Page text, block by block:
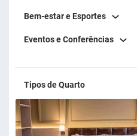
Bem-estar e Esportes
Eventos e Conferências
Tipos de Quarto